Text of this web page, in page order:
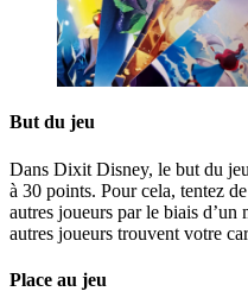
But du jeu
Dans Dixit Disney, le but du
à 30 points. Pour cela, tentez
autres joueurs par le biais d’un
autres joueurs trouvent votre
Place au jeu